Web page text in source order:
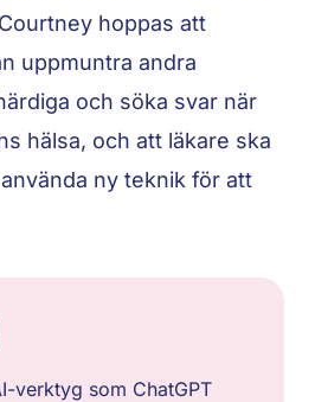
hoppas att
uppmuntra andra
och söka svar när
hälsa, och att läkare ska
ny teknik för att
verktyg som ChatGPT